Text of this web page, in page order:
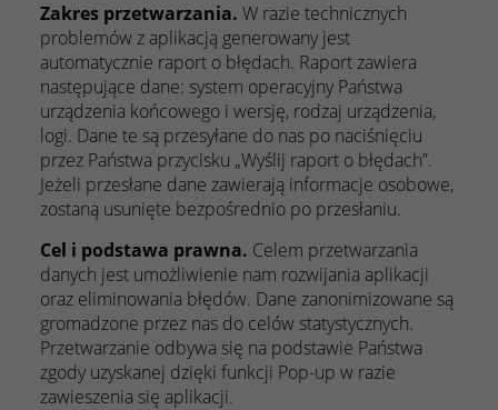
Zakres przetwarzania. W razie technicznych
problemów z aplikacją generowany jest
automatycznie raport o błędach. Raport zawiera
następujące dane: system operacyjny Państwa
urządzenia końcowego i wersję, rodzaj urządzenia,
logi. Dane te są przesyłane do nas po naciśnięciu
przez Państwa przycisku „Wyślij raport o błędach”.
Jeżeli przesłane dane zawierają informacje osobowe,
zostaną usunięte bezpośrednio po przesłaniu.
Cel i podstawa prawna. Celem przetwarzania
danych jest umożliwienie nam rozwijania aplikacji
oraz eliminowania błędów. Dane zanonimizowane są
gromadzone przez nas do celów statystycznych.
Przetwarzanie odbywa się na podstawie Państwa
zgody uzyskanej dzięki funkcji Pop-up w razie
zawieszenia się aplikacji.